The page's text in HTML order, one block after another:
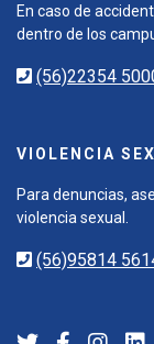
En caso de
dentro de los
(56)22354
VIOLENCIA
Para denuncias,
violencia sexual.
(56)95814